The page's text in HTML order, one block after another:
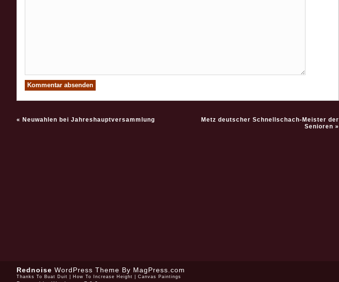
« Neuwahlen bei Jahreshauptversammlung
Metz deutscher Schnellschach-Meister der
Senioren »
Rednoise WordPress Theme By MagPress.com
Thanks To Buat Duit How To Increase Height Canvas Paintings